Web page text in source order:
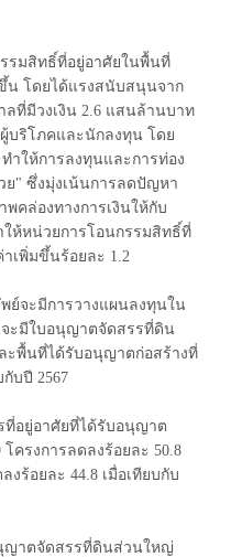
รมสิทธิ์ที่อยู่อาศัยในพื้นที่
น โดยได้แรงสนับสนุนจาก
ลที่มีวงเงิน 2.6 แสนล้านบาท
บริโภคและนักลงทุน โดย
ำให้การลงทุนและการท่อง
ย" ซึ่งมุ่งเน้นการลดปัญหา
คล่องทางการเงินให้กับ
ห้หน่วยการโอนกรรมสิทธิ์ที่
เพิ่มขึ้นร้อยละ 1.2
จะมีการวางแผนลงทุนใน
ะมีใบอนุญาตจัดสรรที่ดิน
ะพื้นที่ได้รับอนุญาตก่อสร้างที่
บปี 2567
ที่อยู่อาศัยที่ได้รับอนุญาต
ครงการลดลงร้อยละ 50.8
ร้อยละ 44.8 เมื่อเทียบกับ
ญาตจัดสรรที่ดินส่วนใหญ่